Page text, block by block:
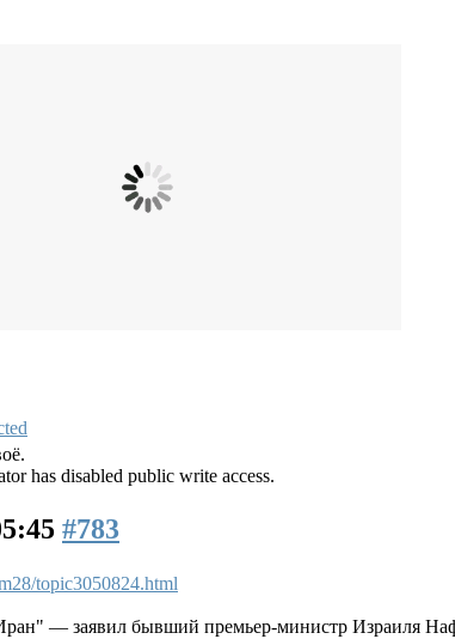
has disabled public write access.
#783
topic3050824.html
— заявил бывший премьер-министр Израиля